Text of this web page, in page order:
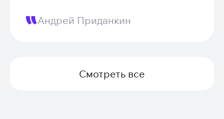
Андрей Приданкин
Смотреть все